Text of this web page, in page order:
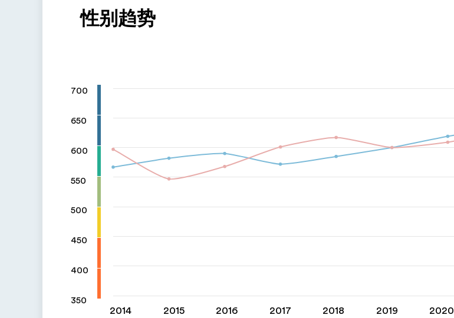
性别趋势
700
650
600
550
500
450
400
350
2014 2015 2016 2017 2018 2019 2020